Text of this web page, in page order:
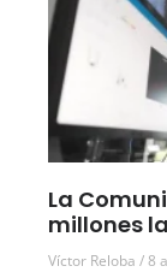
La
millones
Víctor Reloba 8